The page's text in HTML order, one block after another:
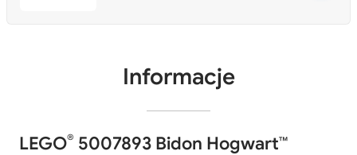
Informacje
LEGO® 5007893 Bidon Hogwart™